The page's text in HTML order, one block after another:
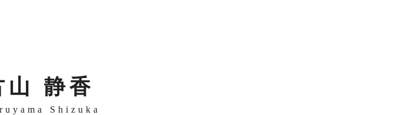
山 静香
Shizuka